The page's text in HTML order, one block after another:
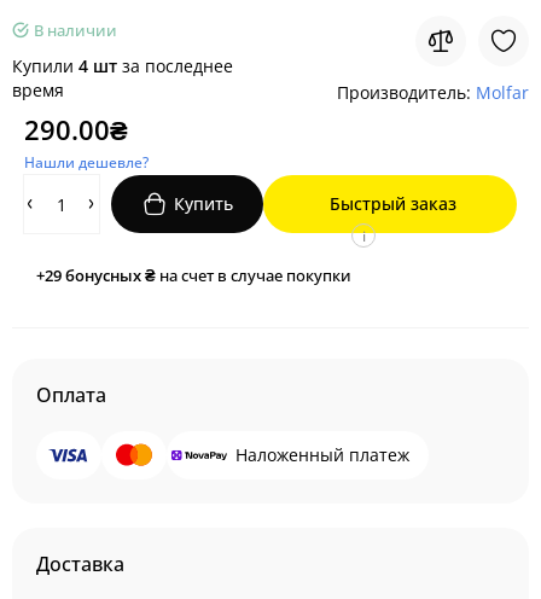
В наличии
Купили 4 шт за последнее
время
Производитель: Molfar
290.00₴
Нашли дешевле?
Купить Быстрый заказ
+29бонусных ₴ на счет в случае покупки
i
Оплата
Наложенный платеж
Доставка